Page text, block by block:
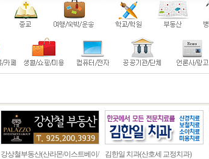
강상철부동산(산라몬/이스트베이/
김한일 치과(산호세 교정치과)